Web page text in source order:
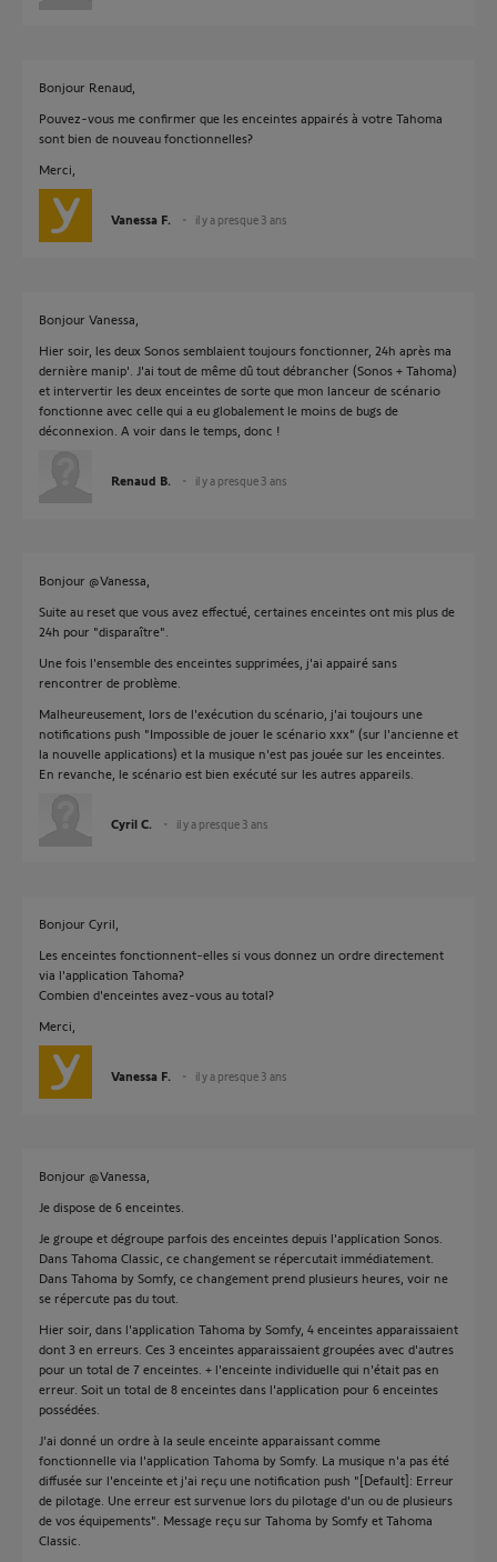
Bonjour Renaud,
Pouvez-vous me confirmer que les enceintes appairés à votre Tahoma
sont bien de nouveau fonctionnelles?
Merci,
Vanessa F. il y a presque 3 ans
Bonjour Vanessa,
Hier soir, les deux Sonos semblaient toujours fonctionner, 24h après ma
dernière manip'. J'ai tout de même dû tout débrancher (Sonos + Tahoma)
et intervertir les deux enceintes de sorte que mon lanceur de scénario
fonctionne avec celle qui a eu globalement le moins de bugs de
déconnexion. A voir dans le temps, donc !
Renaud B. il y a presque 3 ans
Bonjour @Vanessa,
Suite au reset que vous avez effectué, certaines enceintes ont mis plus de
24h pour "disparaître".
Une fois l'ensemble des enceintes supprimées, j'ai appairé sans
rencontrer de problème.
Malheureusement, lors de l'exécution du scénario, j'ai toujours une
notifications push "Impossible de jouer le scénario xxx" (sur l'ancienne et
la nouvelle applications) et la musique n'est pas jouée sur les enceintes.
En revanche, le scénario est bien exécuté sur les autres appareils.
Cyril C. il y a presque 3 ans
Bonjour Cyril,
Les enceintes fonctionnent-elles si vous donnez un ordre directement
via l'application Tahoma?
Combien d'enceintes avez-vous au total?
Merci,
Vanessa F. il y a presque 3 ans
Bonjour @Vanessa,
Je dispose de 6 enceintes.
Je groupe et dégroupe parfois des enceintes depuis l'application Sonos.
Dans Tahoma Classic, ce changement se répercutait immédiatement.
Dans Tahoma by Somfy, ce changement prend plusieurs heures, voir ne
se répercute pas du tout.
Hier soir, dans l'application Tahoma by Somfy, 4 enceintes apparaissaient
dont 3 en erreurs. Ces 3 enceintes apparaissaient groupées avec d'autres
pour un total de 7 enceintes. + l'enceinte individuelle qui n'était pas en
erreur. Soit un total de 8 enceintes dans l'application pour 6 enceintes
possédées.
J'ai donné un ordre à la seule enceinte apparaissant comme
fonctionnelle via l'application Tahoma by Somfy. La musique n'a pas été
diffusée sur l'enceinte et j'ai reçu une notification push "[Default]: Erreur
de pilotage. Une erreur est survenue lors du pilotage d'un ou de plusieurs
de vos équipements". Message reçu sur Tahoma by Somfy et Tahoma
Classic.